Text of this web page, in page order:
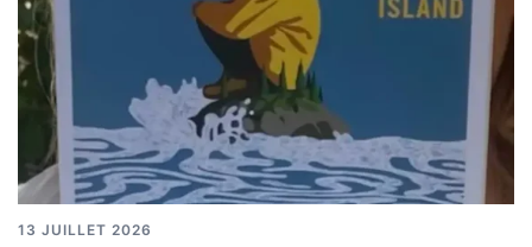
13 JUILLET 2026